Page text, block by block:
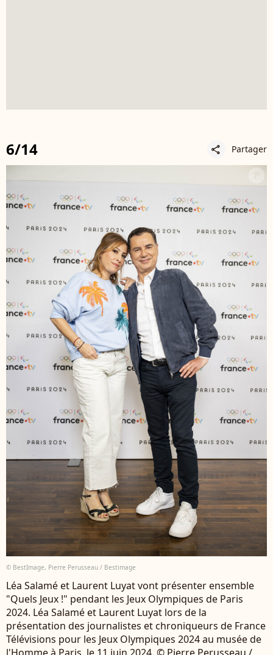
6/14 share Partager
© BestImage, Pierre Perusseau / Bestimage
Léa Salamé et Laurent Luyat vont présenter ensemble
"Quels Jeux !" pendant les Jeux Olympiques de Paris
2024. Léa Salamé et Laurent Luyat lors de la
présentation des journalistes et chroniqueurs de France
Télévisions pour les Jeux Olympiques 2024 au musée de